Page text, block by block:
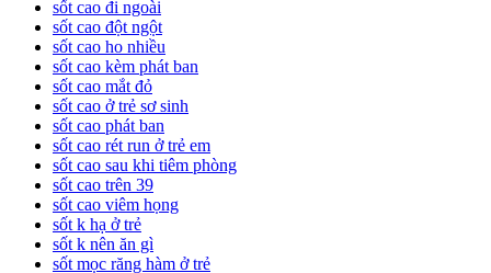
sốt cao đi ngoài
sốt cao đột ngột
sốt cao ho nhiều
sốt cao kèm phát ban
sốt cao mắt đỏ
sốt cao ở trẻ sơ sinh
sốt cao phát ban
sốt cao rét run ở trẻ em
sốt cao sau khi tiêm phòng
sốt cao trên 39
sốt cao viêm họng
sốt k hạ ở trẻ
sốt k nên ăn gì
sốt mọc răng hàm ở trẻ